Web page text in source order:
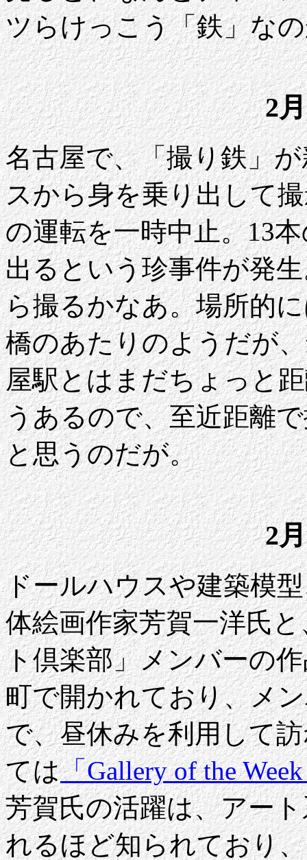
ツらけっこう「鉄」な
2
名古屋で、「撮り鉄」
スから身を乗り出して
の運転を一時中止。13
出るという珍事件が発
ら撮るかなあ。場所的
橋のあたりのようだが
屋駅とはまだちょっと
うあるので、至近距離
と思うのだが。
2
ドールハウスや建築模
体絵画作家芳賀一洋氏
ト倶楽部」メンバーの
町で開かれており、メ
で、昼休みを利用して
ては「Gallery of the
芳賀氏の活躍は、アー
れるほど知られており